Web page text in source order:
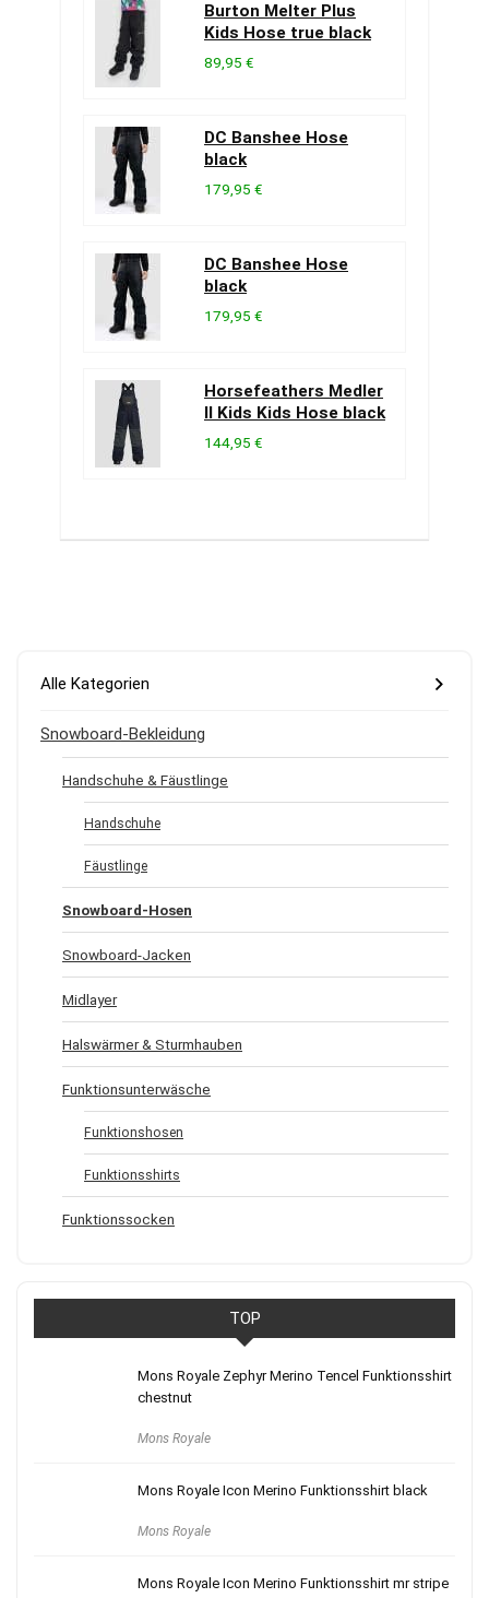
Burton Melter Plus
Kids Hose true black
89,95 €
DC Banshee Hose
black
179,95 €
DC Banshee Hose
black
179,95 €
Horsefeathers Medler
II Kids Kids Hose black
144,95 €
Alle Kategorien
Snowboard-Bekleidung
Handschuhe & Fäustlinge
Handschuhe
Fäustlinge
Snowboard-Hosen
Snowboard-Jacken
Midlayer
Halswärmer & Sturmhauben
Funktionsunterwäsche
Funktionshosen
Funktionsshirts
Funktionssocken
TOP
Mons Royale Zephyr Merino Tencel Funktionsshirt
chestnut
Mons Royale
Mons Royale Icon Merino Funktionsshirt black
Mons Royale
Mons Royale Icon Merino Funktionsshirt mr stripe